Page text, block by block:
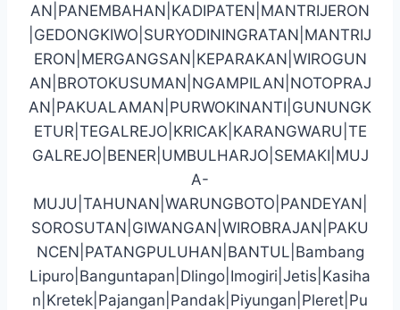
AN|PANEMBAHAN|KADIPATEN|MANTRIJERON
|GEDONGKIWO|SURYODININGRATAN|MANTRIJ
ERON|MERGANGSAN|KEPARAKAN|WIROGUN
AN|BROTOKUSUMAN|NGAMPILAN|NOTOPRAJ
AN|PAKUALAMAN|PURWOKINANTI|GUNUNGK
ETUR|TEGALREJO|KRICAK|KARANGWARU|TE
GALREJO|BENER|UMBULHARJO|SEMAKI|MUJ
A-
MUJU|TAHUNAN|WARUNGBOTO|PANDEYAN|
SOROSUTAN|GIWANGAN|WIROBRAJAN|PAKU
NCEN|PATANGPULUHAN|BANTUL|Bambang
Lipuro|Banguntapan|Dlingo|Imogiri|Jetis|Kasiha
n|Kretek|Pajangan|Pandak|Piyungan|Pleret|Pu